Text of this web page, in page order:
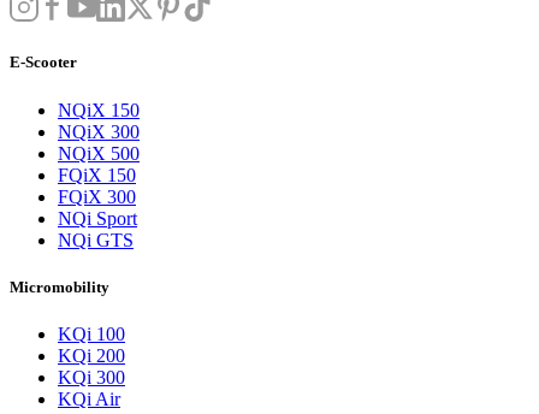
E-Scooter
NQiX 150
NQiX 300
NQiX 500
FQiX 150
FQiX 300
NQi Sport
NQi GTS
Micromobility
KQi 100
KQi 200
KQi 300
KQi Air